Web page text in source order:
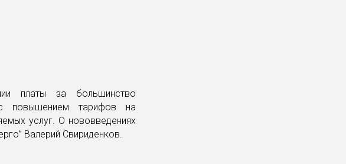
платы за большинство
повышением тарифов на
услуг. О нововведениях
Валерий Свириденков.